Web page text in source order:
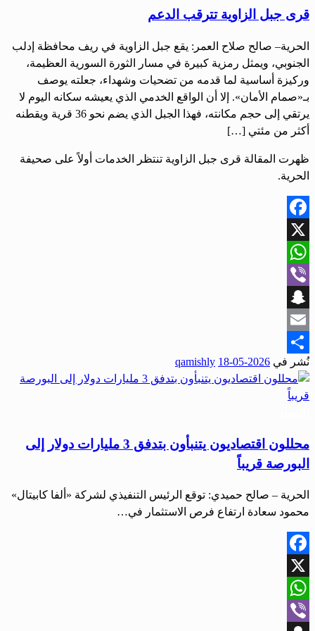
قرى جبل الزاوية تترقب الدعم
الحرية– صالح صلاح العمر: يقع جبل الزاوية في ريف محافظة إدلب
الجنوبي، ويمثل رمزية كبيرة في مسار الثورة السورية العظيمة،
وركيزة أساسية لما قدمه من تضحيات وشهداء، جعلته يوصف
بـ«صمام الأمان». إلا أن الواقع الخدمي الذي يعيشه سكانه اليوم لا
يرتقي إلى حجم مكانته، فهذا الجبل الذي يضم نحو 36 قرية ويقطنه
أكثر من مئتي […]
ظهرت المقالة قرى جبل الزاوية تنتظر الخدمات أولاً على صحيفة
الحرية.
Facebook
X
WhatsApp
Viber
Snapchat
Email
Share
نُشر في 2026-05-18
qamishly
محللون اقتصاديون يتنبأون بتدفق 3 مليارات دولار إلى
البورصة قريباً
الحرية – صالح حميدي: توقع الرئيس التنفيذي لشركة «ألفا كابيتال»
محمود سعادة ارتفاع فرص الاستثمار في…
Facebook
X
WhatsApp